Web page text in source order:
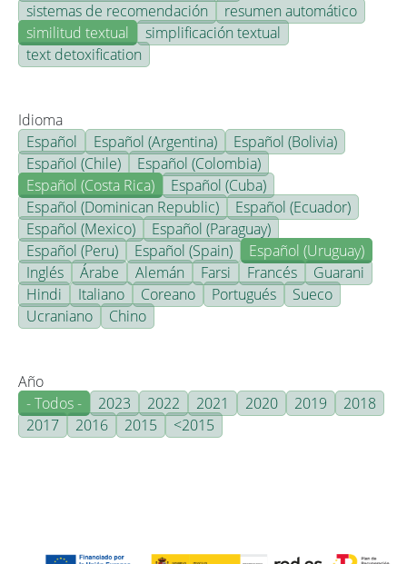
sistemas de recomendación
resumen automático
similitud textual
simplificación textual
text detoxification
Idioma
Español
Español (Argentina)
Español (Bolivia)
Español (Chile)
Español (Colombia)
Español (Costa Rica)
Español (Cuba)
Español (Dominican Republic)
Español (Ecuador)
Español (Mexico)
Español (Paraguay)
Español (Peru)
Español (Spain)
Español (Uruguay)
Inglés
Árabe Alemán Farsi Francés
Guarani
Hindi
Italiano Coreano Portugués
Sueco
Ucraniano
Chino
Año
- Todos -
2023 2022 2021 2020 2019
2018
2017
2016 2015 <2015